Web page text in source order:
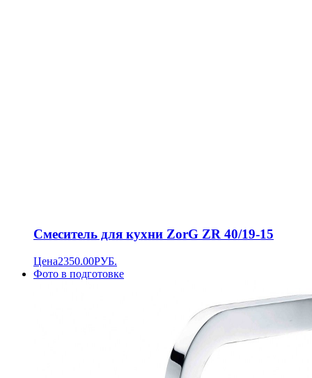
Смеситель для кухни ZorG ZR 40/19-15
Цена2350.00РУБ.
Фото в подготовке